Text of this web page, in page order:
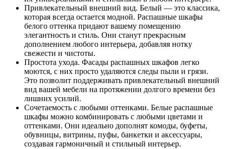
Привлекательный внешний вид. Белый — это классика,
которая всегда остается модной. Распашные шкафы
белого оттенка придают вашему помещению
элегантность и стиль. Они станут прекрасным
дополнением любого интерьера, добавляя нотку
свежести и чистоты.
Простота ухода. Фасады распашных шкафов легко
моются, с них просто удаляются следы пыли и грязи.
Это позволит поддерживать привлекательный внешний
вид вашей мебели на протяжении долгого времени без
лишних усилий.
Сочетаемость с любыми оттенками. Белые распашные
шкафы можно комбинировать с любыми цветами и
оттенками. Они идеально дополнят комоды, буфеты,
обувницы, витрины, пуфы, банкетки и аксессуары,
создавая гармоничный и стильный интерьер.